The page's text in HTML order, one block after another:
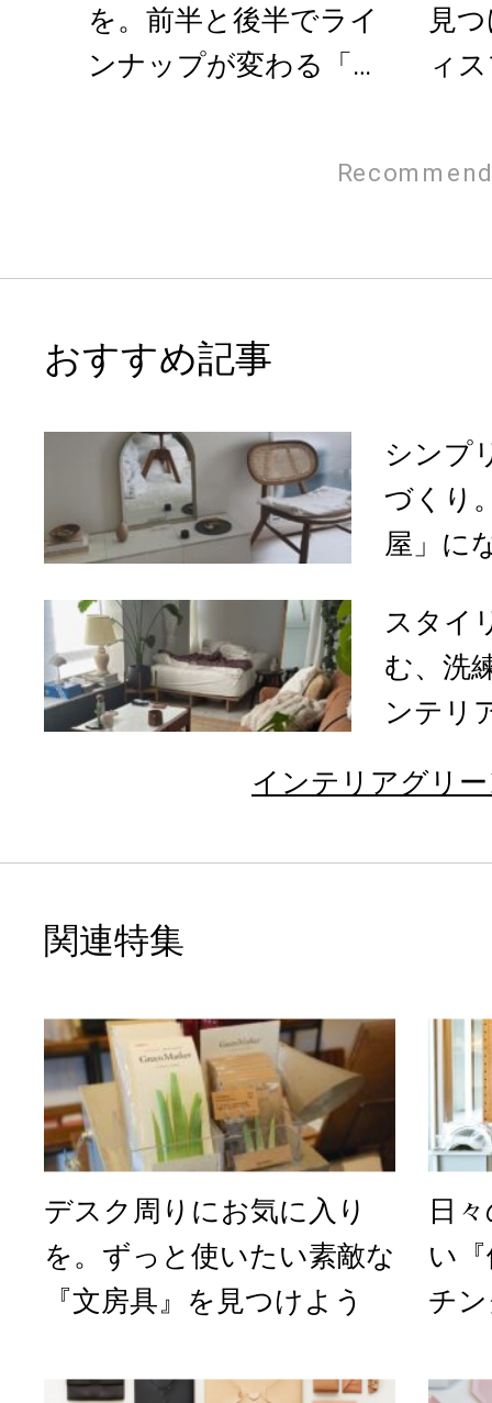
を。前半と後半でライ
ンナップが変わる「夏
見
ィ
おすすめ記事
シンプ
づくり
屋」に
スタイ
む、洗
ンテリ
インテリアグリ
関連特集
デスク周りにお気に入り
を。ずっと使いたい素敵な
『文房具』を見つけよう
日
い
チ